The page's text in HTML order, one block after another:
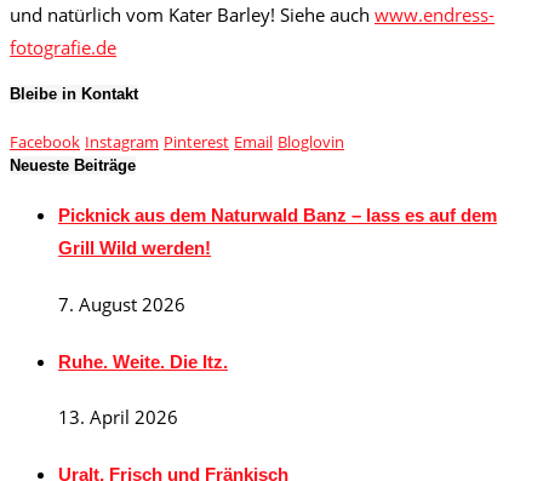
und natürlich vom Kater Barley! Siehe auch www.endress-
fotografie.de
Bleibe in Kontakt
Facebook Instagram Pinterest Email Bloglovin
Neueste Beiträge
Picknick aus dem Naturwald Banz – lass es auf dem
Grill Wild werden!
7. August 2026
Ruhe. Weite. Die Itz.
13. April 2026
Uralt, Frisch und Fränkisch